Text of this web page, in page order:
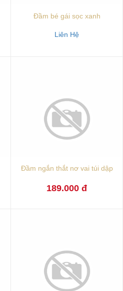
Đầm bé gái sọc xanh
Liên Hệ
Đầm ngắn thắt nơ vai túi dập
189.000 đ